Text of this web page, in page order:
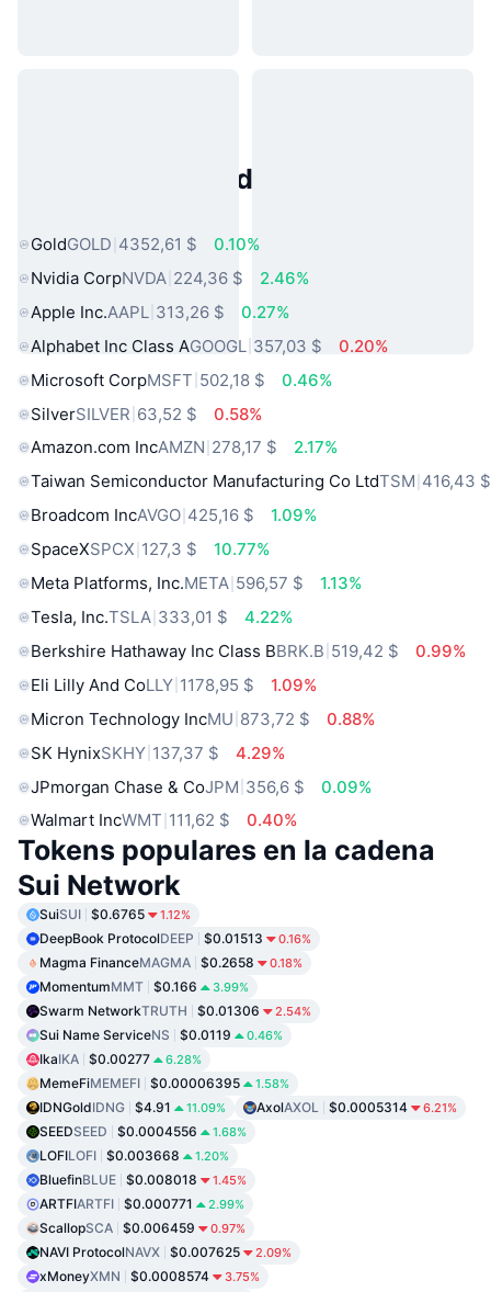
Activos del Mundo Real
GoldGOLD 4352,61 $
0.10%
Nvidia CorpNVDA 224,36 $
2.46%
Apple Inc.AAPL 313,26 $
0.27%
Alphabet Inc Class AGOOGL 357,03 $
0.20%
Microsoft CorpMSFT 502,18 $
0.46%
SilverSILVER 63,52 $
0.58%
Amazon.com IncAMZN 278,17 $
2.17%
Taiwan Semiconductor Manufacturing Co LtdTSM 416,43 $
Broadcom IncAVGO 425,16 $
1.09%
SpaceXSPCX 127,3 $
10.77%
Meta Platforms, Inc.META 596,57 $
1.13%
Tesla, Inc.TSLA 333,01 $
4.22%
Berkshire Hathaway Inc Class BBRK.B 519,42 $
0.99%
Eli Lilly And CoLLY 1178,95 $
1.09%
Micron Technology IncMU 873,72 $
0.88%
SK HynixSKHY 137,37 $
4.29%
JPmorgan Chase & CoJPM 356,6 $
0.09%
Walmart IncWMT 111,62 $ 0.40%
Tokens populares en la cadena
Sui Network
SuiSUI $0.6765 1.12%
DeepBook ProtocolDEEP $0.01513 0.16%
Magma FinanceMAGMA $0.2658 0.18%
MomentumMMT $0.166 3.99%
Swarm NetworkTRUTH $0.01306 2.54%
Sui Name ServiceNS $0.0119 0.46%
IkaIKA $0.00277 6.28%
MemeFiMEMEFI $0.00006395 1.58%
IDNGoldIDNG $4.91 11.09% AxolAXOL $0.0005314 6.21%
SEEDSEED $0.0004556 1.68%
LOFILOFI $0.003668 1.20%
BluefinBLUE $0.008018 1.45%
ARTFIARTFI $0.000771 2.99%
ScallopSCA $0.006459 0.97%
NAVI ProtocolNAVX $0.007625 2.09%
xMoneyXMN $0.0008574 3.75%